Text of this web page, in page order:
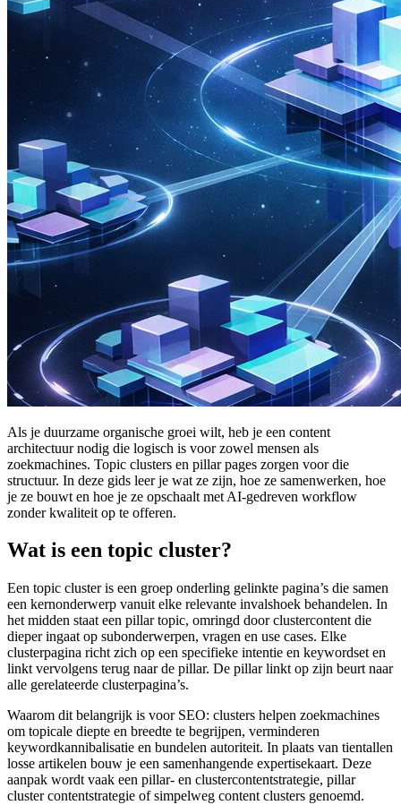
Als je duurzame organische groei wilt, heb je een content
architectuur nodig die logisch is voor zowel mensen als
zoekmachines. Topic clusters en pillar pages zorgen voor die
structuur. In deze gids leer je wat ze zijn, hoe ze samenwerken, hoe
je ze bouwt en hoe je ze opschaalt met AI-gedreven workflow
zonder kwaliteit op te offeren.
Wat is een topic cluster?
Een topic cluster is een groep onderling gelinkte pagina’s die samen
een kernonderwerp vanuit elke relevante invalshoek behandelen. In
het midden staat een pillar topic, omringd door clustercontent die
dieper ingaat op subonderwerpen, vragen en use cases. Elke
clusterpagina richt zich op een specifieke intentie en keywordset en
linkt vervolgens terug naar de pillar. De pillar linkt op zijn beurt naar
alle gerelateerde clusterpagina’s.
Waarom dit belangrijk is voor SEO: clusters helpen zoekmachines
om topicale diepte en breedte te begrijpen, verminderen
keywordkannibalisatie en bundelen autoriteit. In plaats van tientallen
losse artikelen bouw je een samenhangende expertisekaart. Deze
aanpak wordt vaak een pillar- en clustercontentstrategie, pillar
cluster contentstrategie of simpelweg content clusters genoemd.